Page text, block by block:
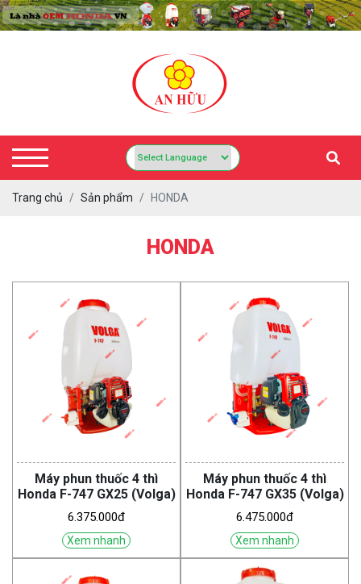
Trang chủ Sản phẩm HONDA
HONDA
Máy phun thuốc 4 thì
Honda F-747 GX25 (Volga)
6.375.000đ
Xem nhanh
Máy phun thuốc 4 thì
Honda F-747 GX35 (Volga)
6.475.000đ
Xem nhanh